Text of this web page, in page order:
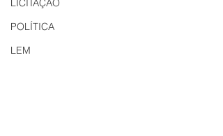
LICITAÇÃO
POLÍTICA
LEM